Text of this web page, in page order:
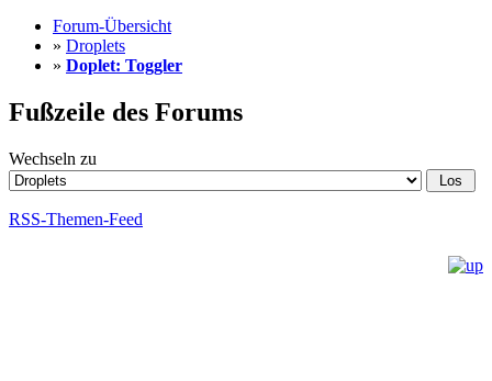
Forum-Übersicht
» Droplets
» Doplet: Toggler
Fußzeile des Forums
Wechseln zu
RSS-Themen-Feed